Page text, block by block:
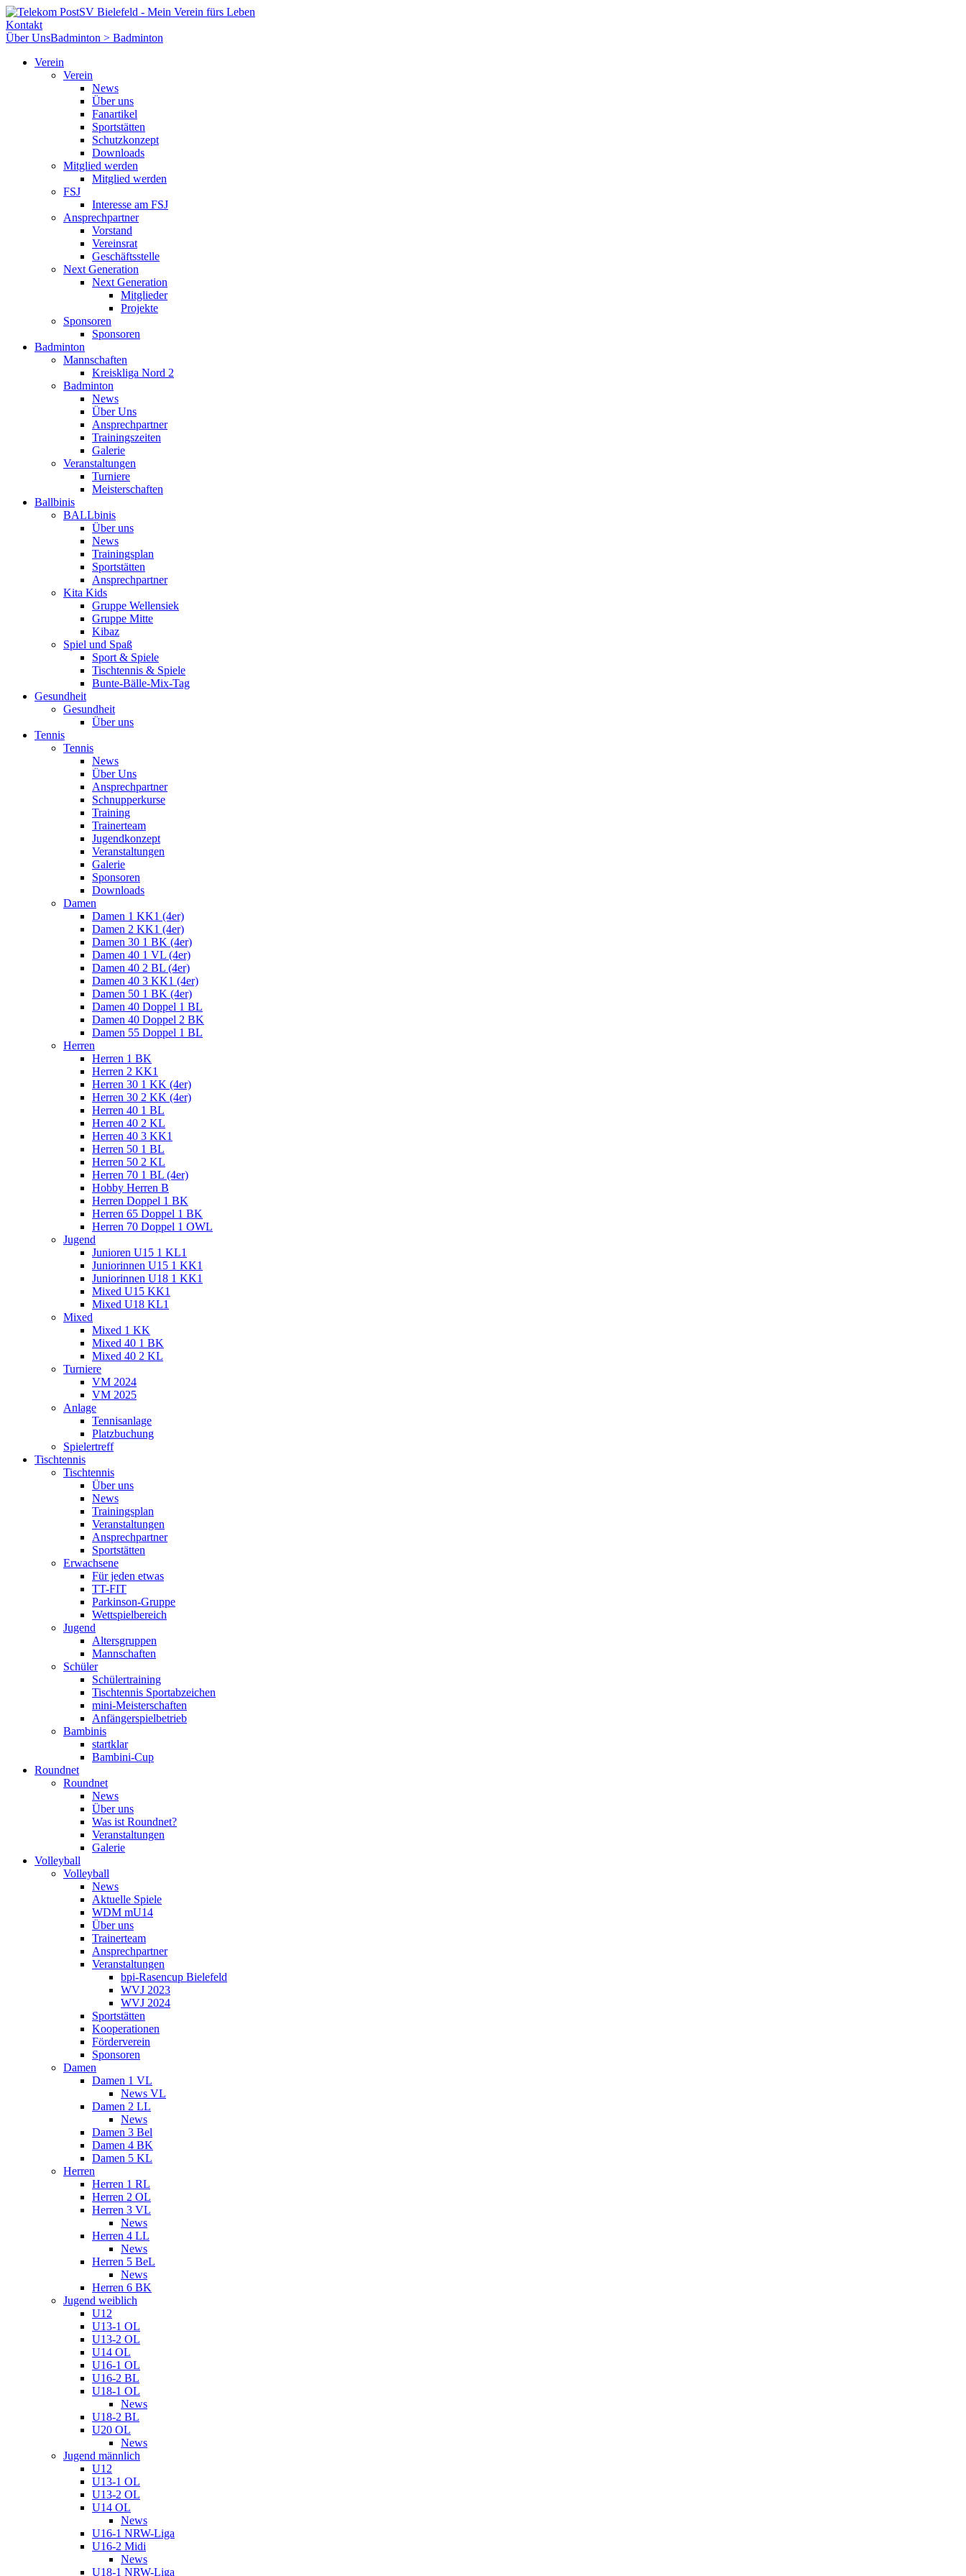
Kontakt
Über UnsBadminton > Badminton
Verein
Verein
News
Über uns
Fanartikel
Sportstätten
Schutzkonzept
Downloads
Mitglied werden
Mitglied werden
FSJ
Interesse am FSJ
Ansprechpartner
Vorstand
Vereinsrat
Geschäftsstelle
Next Generation
Next Generation
Mitglieder
Projekte
Sponsoren
Sponsoren
Badminton
Mannschaften
Kreiskliga Nord 2
Badminton
News
Über Uns
Ansprechpartner
Trainingszeiten
Galerie
Veranstaltungen
Turniere
Meisterschaften
Ballbinis
BALLbinis
Über uns
News
Trainingsplan
Sportstätten
Ansprechpartner
Kita Kids
Gruppe Wellensiek
Gruppe Mitte
Kibaz
Spiel und Spaß
Sport & Spiele
Tischtennis & Spiele
Bunte-Bälle-Mix-Tag
Gesundheit
Gesundheit
Über uns
Tennis
Tennis
News
Über Uns
Ansprechpartner
Schnupperkurse
Training
Trainerteam
Jugendkonzept
Veranstaltungen
Galerie
Sponsoren
Downloads
Damen
Damen 1 KK1 (4er)
Damen 2 KK1 (4er)
Damen 30 1 BK (4er)
Damen 40 1 VL (4er)
Damen 40 2 BL (4er)
Damen 40 3 KK1 (4er)
Damen 50 1 BK (4er)
Damen 40 Doppel 1 BL
Damen 40 Doppel 2 BK
Damen 55 Doppel 1 BL
Herren
Herren 1 BK
Herren 2 KK1
Herren 30 1 KK (4er)
Herren 30 2 KK (4er)
Herren 40 1 BL
Herren 40 2 KL
Herren 40 3 KK1
Herren 50 1 BL
Herren 50 2 KL
Herren 70 1 BL (4er)
Hobby Herren B
Herren Doppel 1 BK
Herren 65 Doppel 1 BK
Herren 70 Doppel 1 OWL
Jugend
Junioren U15 1 KL1
Juniorinnen U15 1 KK1
Juniorinnen U18 1 KK1
Mixed U15 KK1
Mixed U18 KL1
Mixed
Mixed 1 KK
Mixed 40 1 BK
Mixed 40 2 KL
Turniere
VM 2024
VM 2025
Anlage
Tennisanlage
Platzbuchung
Spielertreff
Tischtennis
Tischtennis
Über uns
News
Trainingsplan
Veranstaltungen
Ansprechpartner
Sportstätten
Erwachsene
Für jeden etwas
TT-FIT
Parkinson-Gruppe
Wettspielbereich
Jugend
Altersgruppen
Mannschaften
Schüler
Schülertraining
Tischtennis Sportabzeichen
mini-Meisterschaften
Anfängerspielbetrieb
Bambinis
startklar
Bambini-Cup
Roundnet
Roundnet
News
Über uns
Was ist Roundnet?
Veranstaltungen
Galerie
Volleyball
Volleyball
News
Aktuelle Spiele
WDM mU14
Über uns
Trainerteam
Ansprechpartner
Veranstaltungen
bpi-Rasencup Bielefeld
WVJ 2023
WVJ 2024
Sportstätten
Kooperationen
Förderverein
Sponsoren
Damen
Damen 1 VL
News VL
Damen 2 LL
News
Damen 3 Bel
Damen 4 BK
Damen 5 KL
Herren
Herren 1 RL
Herren 2 OL
Herren 3 VL
News
Herren 4 LL
News
Herren 5 BeL
News
Herren 6 BK
Jugend weiblich
U12
U13-1 OL
U13-2 OL
U14 OL
U16-1 OL
U16-2 BL
U18-1 OL
News
U18-2 BL
U20 OL
News
Jugend männlich
U12
U13-1 OL
U13-2 OL
U14 OL
News
U16-1 NRW-Liga
U16-2 Midi
News
U18-1 NRW-Liga